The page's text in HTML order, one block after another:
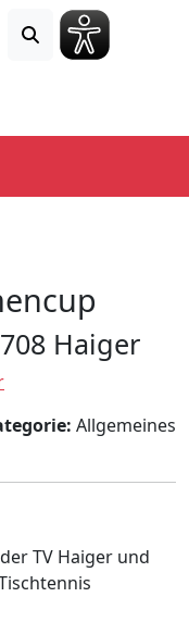
Haiger
Allgemeines
TV Haiger und